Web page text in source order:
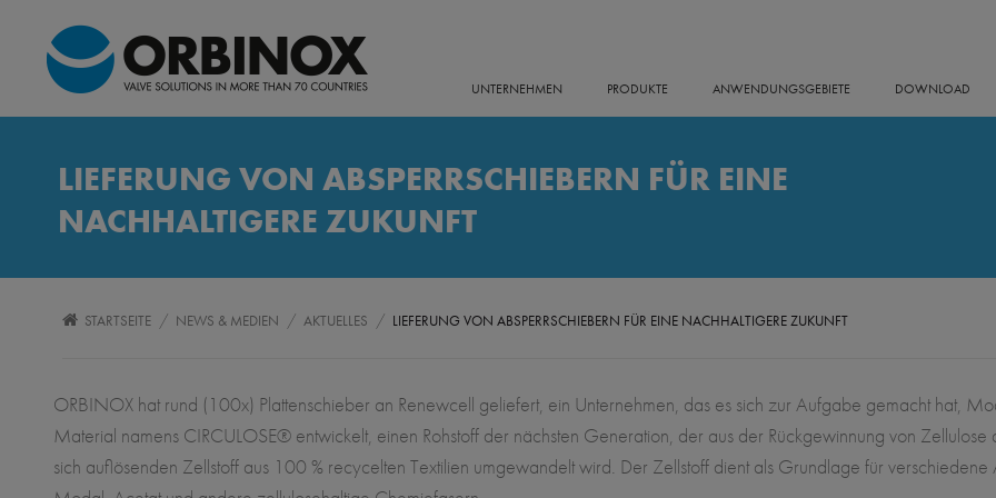
UNTERNEHMEN PRODUKTE ANWENDUNGSGEBIETE DOWNLOAD
LIEFERUNG VON ABSPERRSCHIEBERN FÜR EINE
NACHHALTIGERE ZUKUNFT
STARTSEITE / NEWS & MEDIEN / AKTUELLES / LIEFERUNG VON ABSPERRSCHIEBERN FÜR EINE NACHHALTIGERE ZUKUNFT
ORBINOX hat rund (100x) Plattenschieber an Renewcell geliefert, ein Unternehmen, das es sich zur Aufgabe gemacht hat,
Material namens CIRCULOSE® entwickelt, einen Rohstoff der nächsten Generation, der aus der Rückgewinnung von
sich auflösenden Zellstoff aus 100 % recycelten Textilien umgewandelt wird. Der Zellstoff dient als Grundlage für verschiedene